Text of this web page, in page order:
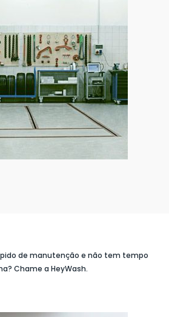
de manutenção e não tem tempo
Chame a HeyWash.